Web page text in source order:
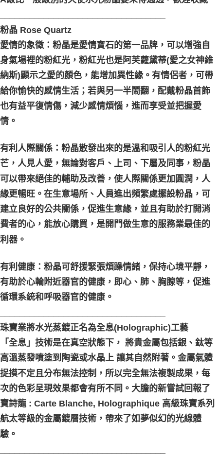
粉晶 Rose Quartz
愛情的象徵：粉晶是愛情寶石的第一品牌，可以增強自
身氣場裡的粉紅光，粉紅光也是阿芙蘿黛蒂(愛之女神維
納斯)顯示之愛的顏色，能增加異性緣。有情侶者，可帶
給你愉快的感情生活；若與另一半鬧翻，配戴粉晶首飾
也有益平復情傷，減少感情煩惱，進而享受並把握愛
情。
有利人際關係：粉晶散發出來的是溫和吸引人的粉紅光
芒，人見人愛，無論對客戶、上司、下屬及同事，粉晶
可以帶來絕佳的輔助及改善，使人際關係更加圓潤，人
緣更暢旺。在生意場所、人員進出頻繁處擺設粉晶，可
建立良好的公共關係，促進生意緣，並且有助於打開消
費者的心，能放心購買，是開門做生意的服務業最佳的
利器。
有利健康：粉晶可舒援緊張煩躁情緒，保持心境平靜，
有助於心輪附近器官的健康，即心、肺、胸腺等，促進
循環系統和呼吸器官的健康。
珠寶業將水光蒸鍍正名為全息(Holographic)工藝
「全息」技術是在真空狀態下， 將貴金屬包括銀、鈦等
高溫蒸發噴塗到陶瓷或水晶上 讓其自然附著。金屬氣體
捉摸不定且分布無法控制，所以完全無法複製成果，每
次的色彩呈現效果都會有所不同。大膽的新嘗試回報了
寶詩龍 : Carte Blanche, Holographique 高級珠寶系列
航太等級的金屬鍍層技術，帶來了如夢似幻的光線體
驗。